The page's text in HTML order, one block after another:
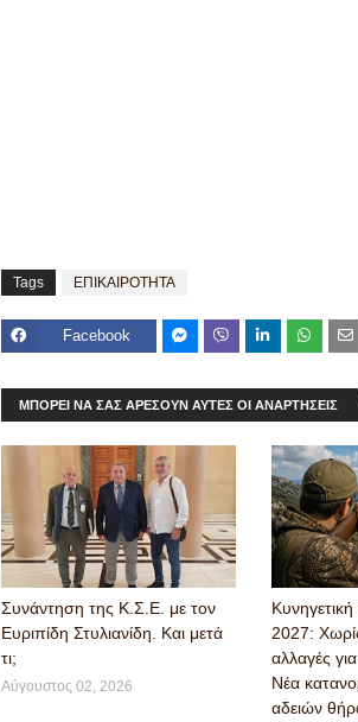
Tags ΕΠΙΚΑΙΡΟΤΗΤΑ
Facebook
seng
ΜΠΟΡΕΊ ΝΑ ΣΑΣ ΑΡΈΣΟΥΝ ΑΥΤΈΣ ΟΙ ΑΝΑΡΤΉΣΕΙΣ
Συνάντηση της Κ.Σ.Ε. με τον
Ευριπίδη Στυλιανίδη. Και μετά
τι;
Αύγουστος 02, 2026
2027:
αλλαγές
Νέα
αδειών